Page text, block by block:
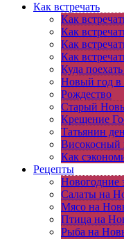
Как встречать
Как
Как
Как
Как
Куда
Новый год в
Рождество
Старый
Крещение
Татьянин
Високосный
Как
Рецепты
Новогодние
Салаты на
Мясо на
Птица на
Рыба на